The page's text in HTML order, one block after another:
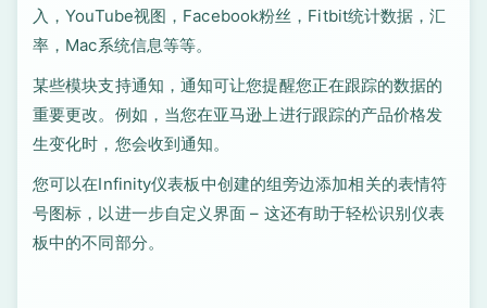
入，YouTube视图，Facebook粉丝，Fitbit统计数据，汇
率，Mac系统信息等等。
某些模块支持通知，通知可让您提醒您正在跟踪的数据的
重要更改。例如，当您在亚马逊上进行跟踪的产品价格发
生变化时，您会收到通知。
您可以在Infinity仪表板中创建的组旁边添加相关的表情符
号图标，以进一步自定义界面 – 这还有助于轻松识别仪表
板中的不同部分。